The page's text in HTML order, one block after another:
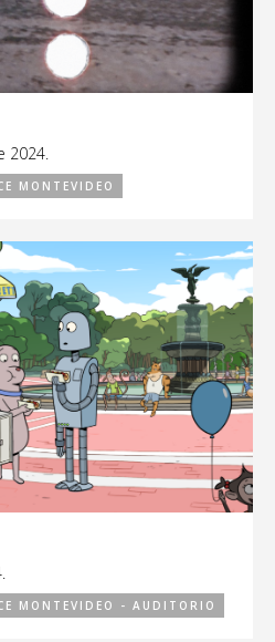
2024.
MONTEVIDEO
MONTEVIDEO - AUDITORIO